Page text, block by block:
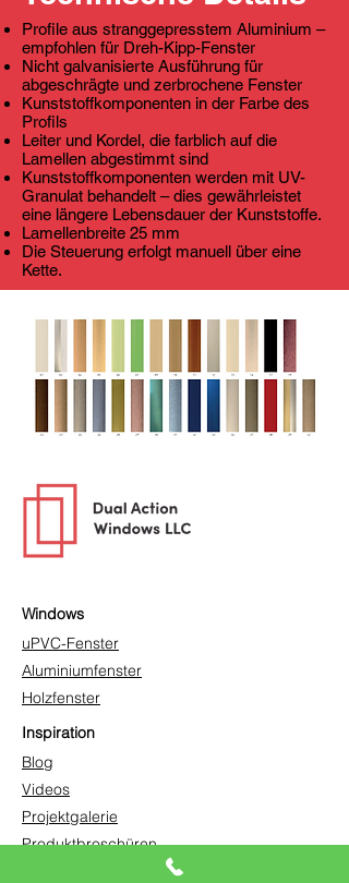
Profile aus stranggepresstem Aluminium –
empfohlen für Dreh-Kipp-Fenster
Nicht galvanisierte Ausführung für
abgeschrägte und zerbrochene Fenster
Kunststoffkomponenten in der Farbe des
Profils
Leiter und Kordel, die farblich auf die
Lamellen abgestimmt sind
Kunststoffkomponenten werden mit UV-
Granulat behandelt – dies gewährleistet
eine längere Lebensdauer der Kunststoffe.
Lamellenbreite 25 mm
Die Steuerung erfolgt manuell über eine
Kette.
Windows
uPVC-Fenster
Aluminiumfenster
Holzfenster
Inspiration
Blog
Videos
Projektgalerie
Produktbroschüren